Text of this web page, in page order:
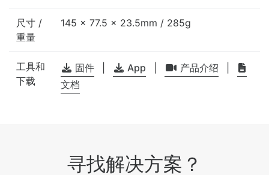
尺寸 /
重量
145 x 77.5 x 23.5mm / 285g
工具和
下载
固件 App 产品介绍
文档
寻找解决方案？